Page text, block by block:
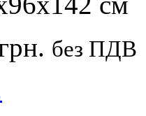
без ПДВ